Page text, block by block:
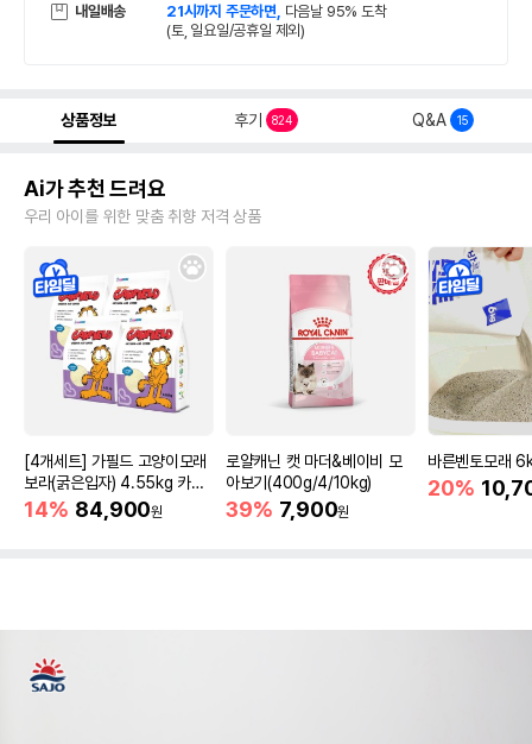
내일배송 21시까지 주문하면, 다음날 95% 도착
(토, 일요일/공휴일 제외)
상품정보 후기 824 Q&A 15
Ai가 추천 드려요
우리 아이를 위한 맞춤 취향 저격 상품
[4개세트] 가필드 고양이모래
보라(굵은입자) 4.55kg 카사
바모래
14% 84,900원
로얄캐닌 캣 마더&베이비 모
아보기(400g/4/10kg)
39% 7,900원
바른벤토모래
20%